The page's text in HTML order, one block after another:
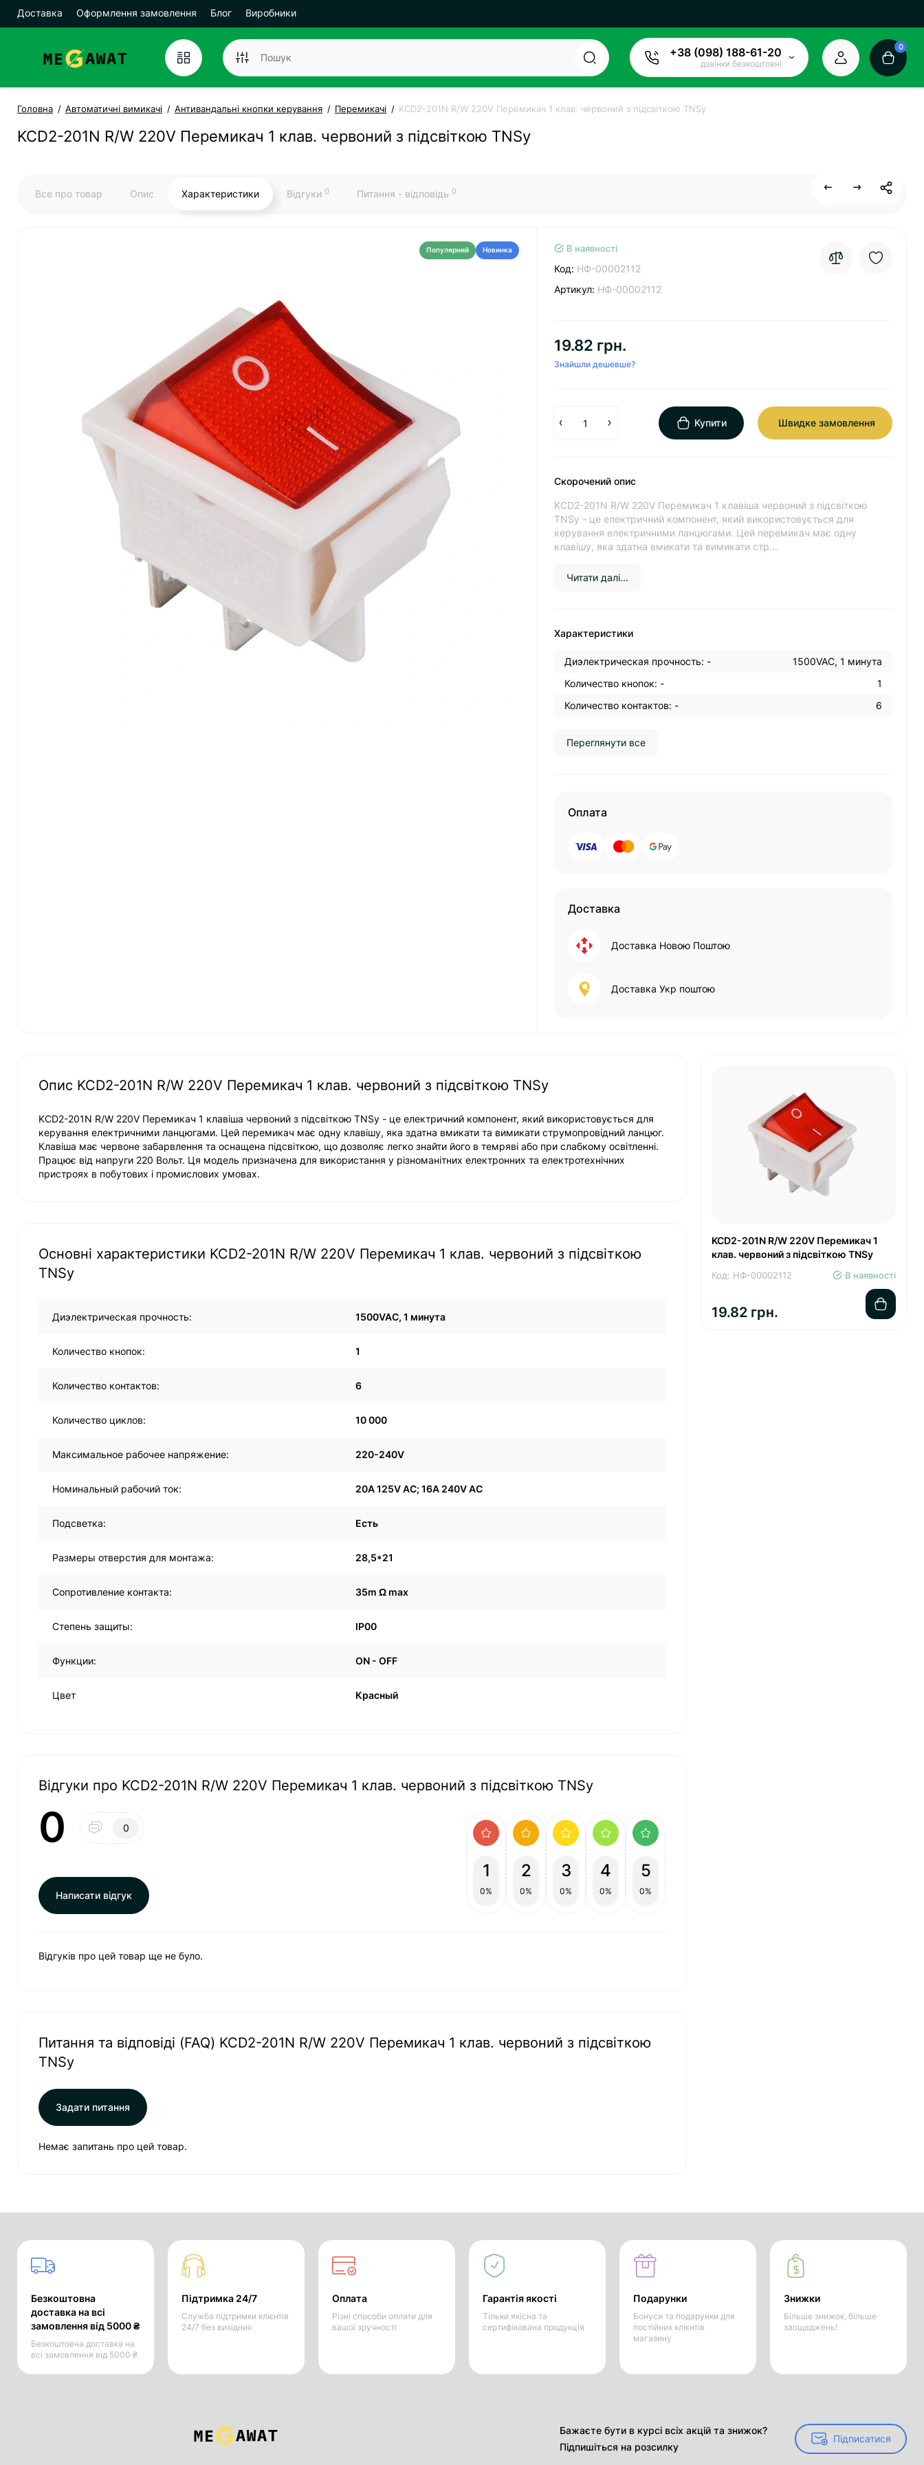
Доставка Оформлення замовлення Блог Виробники
+38 (098) 188-61-20
дзвінки безкоштовні
0
Головна Автоматичні вимикачі Антивандальні кнопки керування Перемикачі KCD2-201N R/W 220V Перемикач 1 клав. червоний з підсвіткою TNSy
KCD2-201N R/W 220V Перемикач 1 клав. червоний з підсвіткою TNSy
Все про товар Опис Характеристики Відгуки 0 Питання - відповідь 0
Популярний Новинка В наявності
Код: НФ-00002112
Артикул: НФ-00002112
19.82 грн.
Знайшли дешевше?
Купити Швидке замовлення
Скорочений опис
KCD2-201N R/W 220V Перемикач 1 клавіша червоний з підсвіткою
TNSy - це електричний компонент, який використовується для
керування електричними ланцюгами. Цей перемикач має одну
клавішу, яка здатна вмикати та вимикати стр...
Читати далі...
Характеристики
Диэлектрическая прочность: -
1500VAC, 1 минута
Количество кнопок: -
1
Количество контактов: -
6
Переглянути все
Оплата
Доставка
Доставка Новою Поштою
Доставка Укр поштою
Опис KCD2-201N R/W 220V Перемикач 1 клав. червоний з підсвіткою TNSy
KCD2-201N R/W 220V Перемикач 1 клавіша червоний з підсвіткою TNSy - це електричний компонент, який використовується для
керування електричними ланцюгами. Цей перемикач має одну клавішу, яка здатна вмикати та вимикати струмопровідний ланцюг.
Клавіша має червоне забарвлення та оснащена підсвіткою, що дозволяє легко знайти його в темряві або при слабкому освітленні.
Працює від напруги 220 Вольт. Ця модель призначена для використання у різноманітних електронних та електротехнічних
пристроях в побутових і промислових умовах.
Основні характеристики KCD2-201N R/W 220V Перемикач 1 клав. червоний з підсвіткою
TNSy
Диэлектрическая прочность: 1500VAC, 1 минута
Количество кнопок: 1
Количество контактов: 6
Количество циклов: 10 000
Максимальное рабочее напряжение: 220-240V
Номинальный рабочий ток: 20A 125V AC; 16A 240V AC
Подсветка: Есть
Размеры отверстия для монтажа: 28,5*21
Сопротивление контакта: 35m Ω max
Степень защиты: IP00
Функции: ON - OFF
Цвет Красный
Відгуки про KCD2-201N R/W 220V Перемикач 1 клав. червоний з підсвіткою TNSy
0 0
Написати відгук
1
0%
2
0%
3
0%
4
0%
5
0%
Відгуків про цей товар ще не було.
Питання та відповіді (FAQ) KCD2-201N R/W 220V Перемикач 1 клав. червоний з підсвіткою
TNSy
Задати питання
Немає запитань про цей товар.
KCD2-201N R/W 220V Перемикач 1
клав. червоний з підсвіткою TNSy
Код: НФ-00002112 В наявності
19.82 грн.
Безкоштовна
доставка на всі
замовлення від 5000 ₴
Безкоштовна доставка на
всі замовлення від 5000 ₴
Підтримка 24/7
Служба підтримки клієнтів
24/7 без вихідних
Оплата
Різні способи оплати для
вашої зручності
Гарантія якості
Тільки якісна та
сертифікована продукція
Подарунки
Бонуси та подарунки для
постійних клієнтів
магазину
Знижки
Більше знижок, більше
заощаджень!
Бажаєте бути в курсі всіх акцій та знижок?
Підпишіться на розсилку
Підписатися
Підписатися